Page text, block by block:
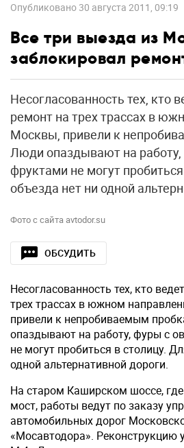
Опубликовано 30 августа 2011, 09:19
Все три выезда из
заблокировал
Несогласованность тех, кто
ремонт на трех трассах в
Москвы, привели к
Люди опаздывают на
фруктами не могут
объезда нет ни одной
Фото с сайта avtodor.su
ОБСУДИТЬ
Несогласованность тех, кто
трех трассах в южном
привели к непробиваемым
опаздывают на работу, фуры с
не могут пробиться в столицу.
одной альтернативной дороги.
На старом Каширском шоссе,
мост, работы ведут по заказу
автомобильных дорог
«Мосавтодора». Реконструкцию